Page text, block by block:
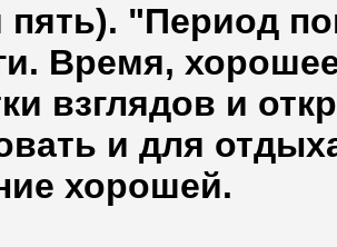
пять). "Период
Время,
взглядов и
и для
хорошей.